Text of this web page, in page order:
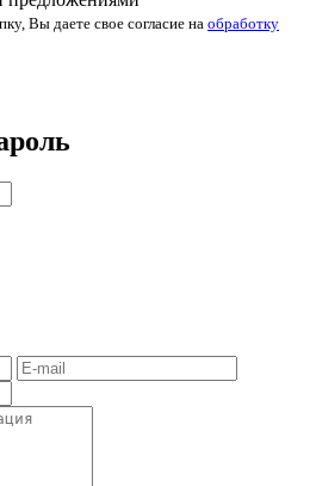
Вы даете свое согласие на обработку